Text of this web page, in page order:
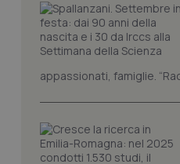
appassionati, famiglie.